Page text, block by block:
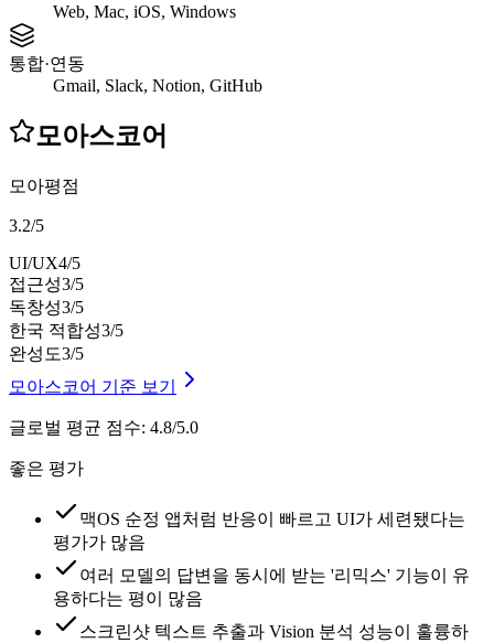
Web, Mac, iOS, Windows
통합·연동
Gmail, Slack, Notion, GitHub
모아스코어
모아평점
3.2/5
UI/UX4/5
접근성3/5
독창성3/5
한국 적합성3/5
완성도3/5
모아스코어 기준 보기
글로벌 평균 점수: 4.8/5.0
좋은 평가
맥OS 순정 앱처럼 반응이 빠르고 UI가 세련됐다는
평가가 많음
여러 모델의 답변을 동시에 받는 '리믹스' 기능이 유
용하다는 평이 많음
스크린샷 텍스트 추출과 Vision 분석 성능이 훌륭하